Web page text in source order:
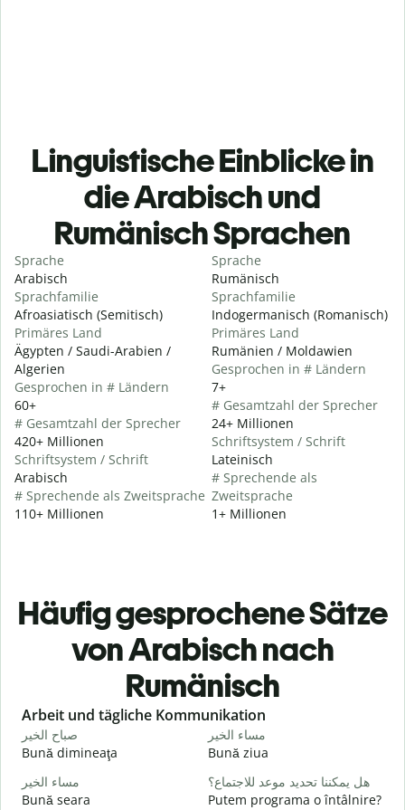
Linguistische Einblicke in
die Arabisch und
Rumänisch Sprachen
Sprache
Arabisch
Sprachfamilie
Afroasiatisch (Semitisch)
Primäres Land
Ägypten / Saudi-Arabien /
Algerien
Gesprochen in # Ländern
60+
# Gesamtzahl der Sprecher
420+ Millionen
Schriftsystem / Schrift
Arabisch
# Sprechende als Zweitsprache
110+ Millionen
Sprache
Rumänisch
Sprachfamilie
Indogermanisch (Romanisch)
Primäres Land
Rumänien / Moldawien
Gesprochen in # Ländern
7+
# Gesamtzahl der Sprecher
24+ Millionen
Schriftsystem / Schrift
Lateinisch
# Sprechende als
Zweitsprache
1+ Millionen
Häufig gesprochene Sätze
von Arabisch nach
Rumänisch
Slide 1 of 6
Arbeit und tägliche Kommunikation
صباح الخير
Bună dimineaţa
مساء الخير
Bună ziua
مساء الخير
Bună seara
هل يمكننا تحديد موعد للاجتماع؟
Putem programa o întâlnire?